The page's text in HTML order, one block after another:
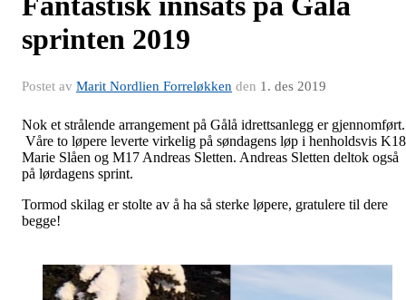
sprinten 2019
Postet av Marit Nordlien Forreløkken den 1. des 2019
Nok et strålende arrangement på Gålå idrettsanlegg er gjennomført.
Våre to løpere leverte virkelig på søndagens løp i henholdsvis K18
Marie Slåen og M17 Andreas Sletten. Andreas Sletten deltok også
på lørdagens sprint.
Tormod skilag er stolte av å ha så sterke løpere, gratulere til dere
begge!